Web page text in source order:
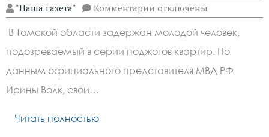
"Наша газета" Комментарии к
записи
Подозреваемый
в
поджогах
квартир
объяснил
действия
отключены
В Томской области задержан молодой человек,
подозреваемый в серии поджогов квартир. По
данным официального представителя МВД РФ
Ирины Волк, свои…
Читать полностью